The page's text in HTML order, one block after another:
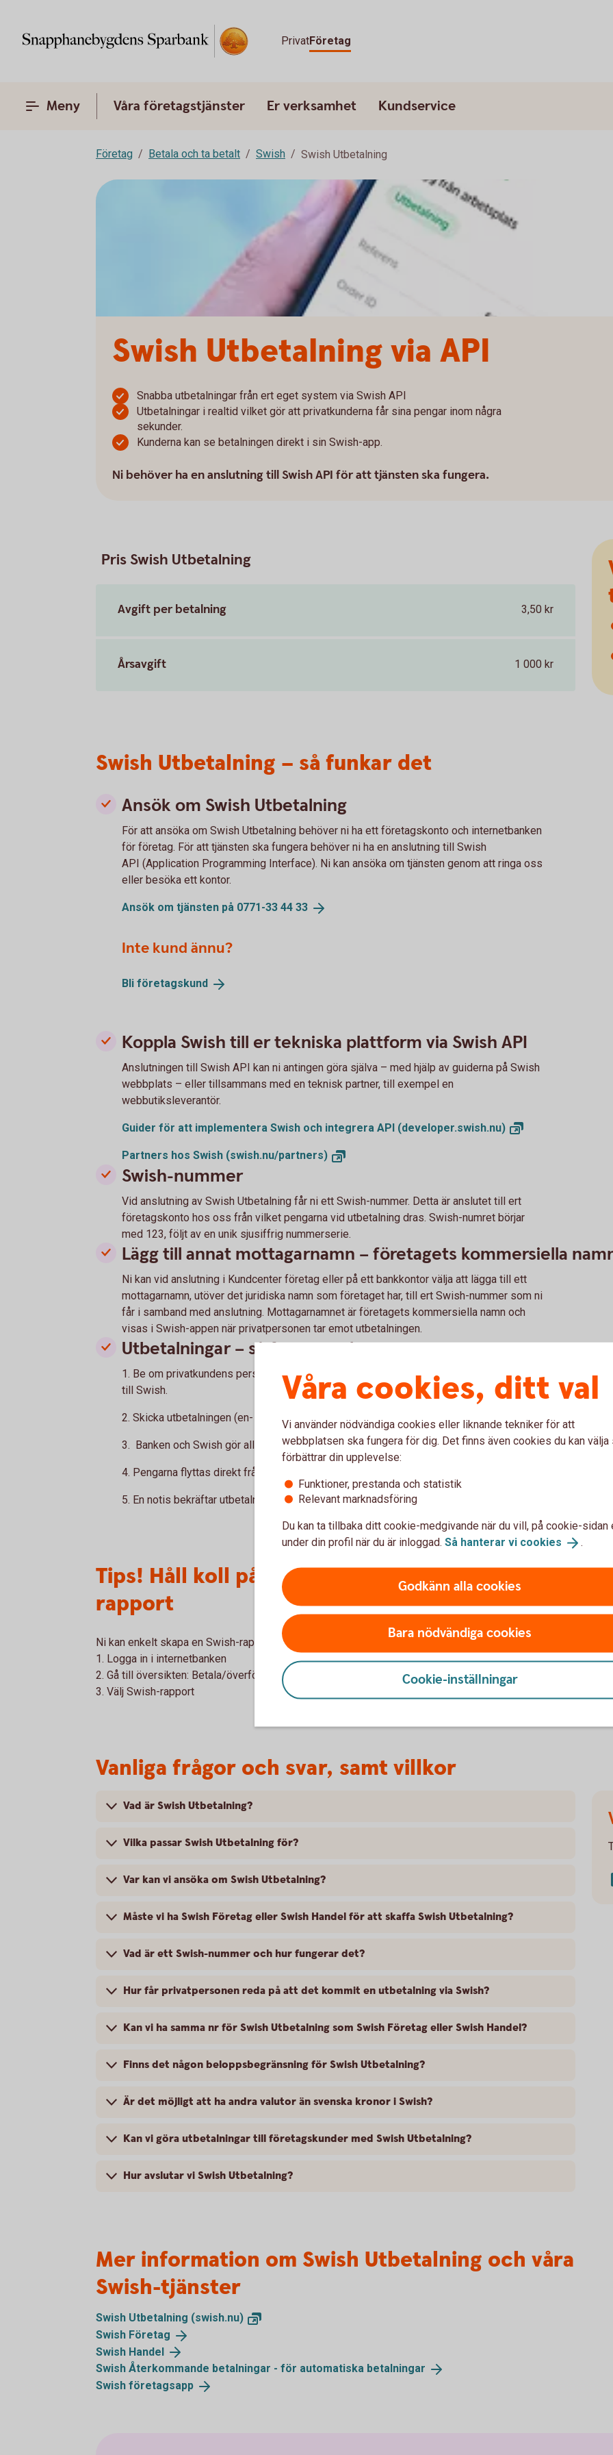
PrivatFöretag
Meny Våra företagstjänster Er verksamhet Kundservice
Företag Betala och ta betalt Swish Swish Utbetalning
Swish Utbetalning via API
Snabba utbetalningar från ert eget system via Swish API
Utbetalningar i realtid vilket gör att privatkunderna får sina pengar inom några
sekunder.
Kunderna kan se betalningen direkt i sin Swish-app.
Ni behöver ha en anslutning till Swish API för att tjänsten ska fungera.
Pris Swish Utbetalning
Avgift per betalning 3,50 kr
Årsavgift 1 000 kr
Swish Utbetalning – så funkar det
Ansök om Swish Utbetalning
För att ansöka om Swish Utbetalning behöver ni ha ett företagskonto och internetbanken
för företag. För att tjänsten ska fungera behöver ni ha en anslutning till Swish
API (Application Programming Interface). Ni kan ansöka om tjänsten genom att ringa oss
eller besöka ett kontor.
Ansök om tjänsten på 0771-33 44 33
Inte kund ännu?
Bli företagskund
Koppla Swish till er tekniska plattform via Swish API
Anslutningen till Swish API kan ni antingen göra själva – med hjälp av guiderna på Swish
webbplats – eller tillsammans med en teknisk partner, till exempel en
webbutiksleverantör.
Guider för att implementera Swish och integrera API (developer.swish.nu)
Partners hos Swish (swish.nu/partners)
Swish-nummer
Vid anslutning av Swish Utbetalning får ni ett Swish-nummer. Detta är anslutet till ert
företagskonto hos oss från vilket pengarna vid utbetalning dras. Swish-numret börjar
med 123, följt av en unik sjusiffrig nummerserie.
Lägg till annat mottagarnamn – företagets kommersiella
Ni kan vid anslutning i Kundcenter företag eller på ett bankkontor välja att lägga till ett
mottagarnamn, utöver det juridiska namn som företaget har, till ert Swish-nummer som ni
får i samband med anslutning. Mottagarnamnet är företagets kommersiella namn och
visas i Swish-appen när privatpersonen tar emot utbetalningen.
Utbetalningar – så fungerar de
1. Be om privatkundens personnummer och det mobilnummer som personen har kopplat
till Swish.
2. Skicka utbetalningen (en- och en) via Swish API till privatkunden.
3. Banken och Swish gör alla nödvändiga kontroller.
4. Pengarna flyttas direkt från ert konto till mottagarens konto.
5. En notis bekräftar utbetalningen i privatkundens Swish App.
Tips! Håll koll på utbetalningarna med en Swish-
rapport
Ni kan enkelt skapa en Swish-rapport för utbetalningarna i internetbanken. Följ stegen:
1. Logga in i internetbanken
2. Gå till översikten: Betala/överföra – Swish – Swish funktioner.
3. Välj Swish-rapport
Vanliga frågor och svar, samt villkor
Vad är Swish Utbetalning?
Vilka passar Swish Utbetalning för?
Var kan vi ansöka om Swish Utbetalning?
Måste vi ha Swish Företag eller Swish Handel för att skaffa Swish Utbetalning?
Vad är ett Swish-nummer och hur fungerar det?
Hur får privatpersonen reda på att det kommit en utbetalning via Swish?
Kan vi ha samma nr för Swish Utbetalning som Swish Företag eller Swish Handel?
Finns det någon beloppsbegränsning för Swish Utbetalning?
Är det möjligt att ha andra valutor än svenska kronor i Swish?
Kan vi göra utbetalningar till företagskunder med Swish Utbetalning?
Hur avslutar vi Swish Utbetalning?
Mer information om Swish Utbetalning och våra
Swish-tjänster
Swish Utbetalning (swish.nu)
Swish Företag
Swish Handel
Swish Återkommande betalningar - för automatiska betalningar
Swish företagsapp
Våra cookies, ditt val
Vi använder nödvändiga cookies eller liknande tekniker för att
webbplatsen ska fungera för dig. Det finns även cookies du kan välja
förbättrar din upplevelse:
Funktioner, prestanda och statistik
Relevant marknadsföring
Du kan ta tillbaka ditt cookie-medgivande när du vill, på cookie-sidan
under din profil när du är inloggad. Så hanterar vi cookies .
Godkänn alla cookies
Bara nödvändiga cookies
Cookie-inställningar